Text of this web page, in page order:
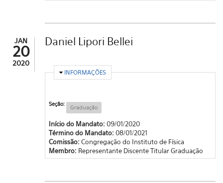
JAN
20
2020
Daniel Lipori Bellei
OCULTAR
INFORMAÇÕES
Seção: Graduação
Início do Mandato: 09/01/2020
Término do Mandato: 08/01/2021
Comissão: Congregação do Instituto de Física
Membro: Representante Discente Titular Graduação